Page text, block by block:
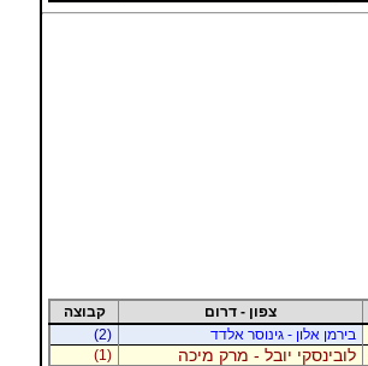
צפון - דרום
קבוצה
בירמן אלון - גינוסר אלדד
(2)
לובינסקי יובל - מרק מיכה
(1)